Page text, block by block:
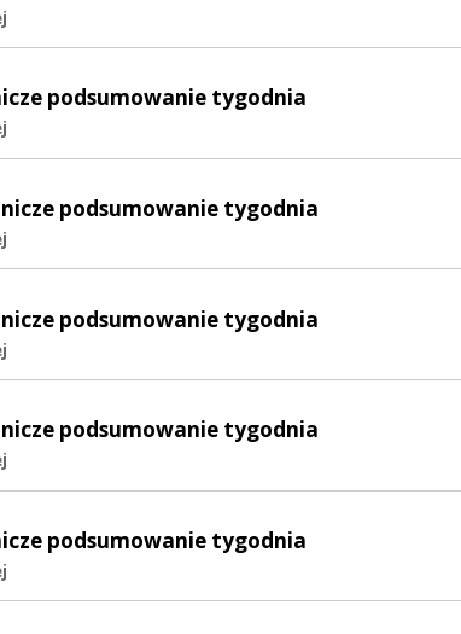
podsumowanie tygodnia
podsumowanie tygodnia
podsumowanie tygodnia
podsumowanie tygodnia
podsumowanie tygodnia